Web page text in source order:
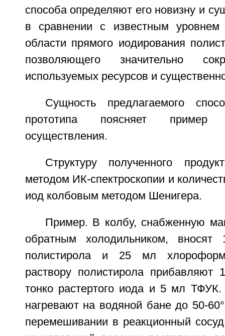
способа определяют его новизну и
в сравнении с известным
области прямого иодирования
позволяющего значительно
используемых ресурсов и
Сущность предлагаемого
прототипа поясняет пример
осуществления.
Структуру полученного
методом ИК-спектроскопии и
иод колбовым методом Шенигера.
Пример. В колбу, снабженную
обратным холодильником,
полистирола и 25 мл
раствору полистирола прибавляют
тонко растертого иода и 5 мл
нагревают на водяной бане до 50-
перемешивании в реакционный